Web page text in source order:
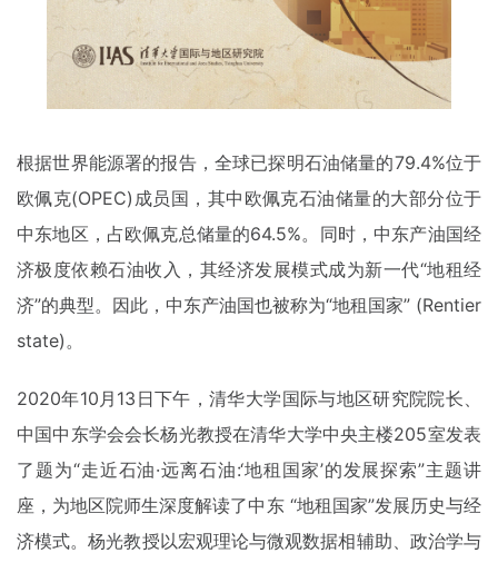
根据世界能源署的报告，全球已探明石油储量的79.4%位于
欧佩克(OPEC)成员国，其中欧佩克石油储量的大部分位于
中东地区，占欧佩克总储量的64.5%。同时，中东产油国经
济极度依赖石油收入，其经济发展模式成为新一代“地租经
济”的典型。因此，中东产油国也被称为“地租国家” (Rentier
state)。
2020年10月13日下午，清华大学国际与地区研究院院长、
中国中东学会会长杨光教授在清华大学中央主楼205室发表
了题为“走近石油·远离石油:‘地租国家’的发展探索”主题讲
座，为地区院师生深度解读了中东 “地租国家”发展历史与经
济模式。杨光教授以宏观理论与微观数据相辅助、政治学与